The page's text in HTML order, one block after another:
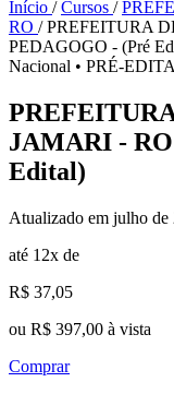
Início / Cursos /
RO / PREFEITURA
PEDAGOGO - (Pré
Nacional • PRÉ-
JAMARI -
Edital)
Atualizado em julho de
até 12x de
R$ 37,05
ou R$ 397,00 à vista
Comprar